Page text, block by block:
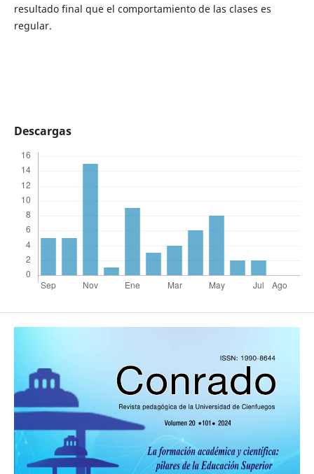
resultado final que el comportamiento de las clases es
regular.
Descargas